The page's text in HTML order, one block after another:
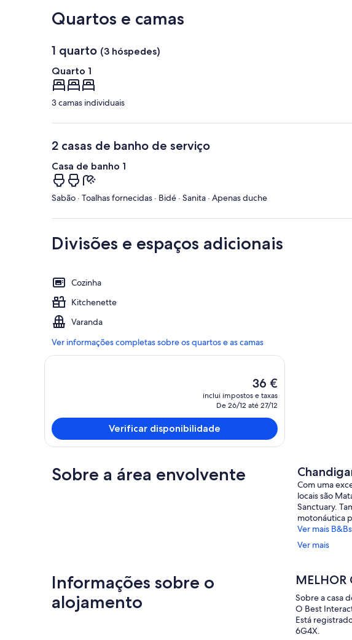
Quartos e camas
1 quarto (3 hóspedes)
Quarto 1
3 camas individuais
2 casas de banho de serviço
Casa de banho 1
Sabão · Toalhas fornecidas · Bidé · Sanita · Apenas duche
Divisões e espaços adicionais
Cozinha
Kitchenette
Varanda
Ver informações completas sobre os quartos e as camas
O
preço
atual
36 €
inclui impostos e taxas
De 26/12 até 27/12
Verificar disponibilidade
Sobre a área envolvente
Com uma
locais são
Sanctuary.
motonáutica
Ver mais
Ver mais
Informações sobre o
alojamento
MELHOR
Sobre a casa
O Best
Está
6G4X.